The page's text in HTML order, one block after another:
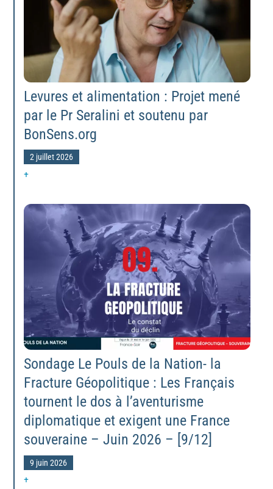
Levures et alimentation : Projet mené
par le Pr Seralini et soutenu par
BonSens.org
2 juillet 2026
+
Sondage Le Pouls de la Nation- la
Fracture Géopolitique : Les Français
tournent le dos à l’aventurisme
diplomatique et exigent une France
souveraine – Juin 2026 – [9/12]
9 juin 2026
+